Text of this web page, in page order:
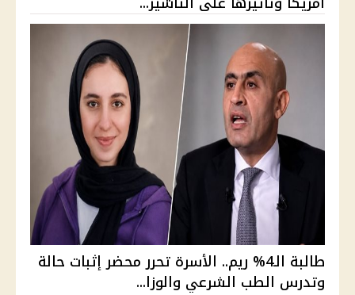
طالبة الـ4% ريم.. الأسرة تحرر محضر إثبات حالة
وتدرس الطب الشرعي والوزا...